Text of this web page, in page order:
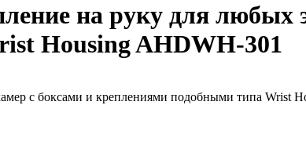
на руку для
Housing AHDWH-301